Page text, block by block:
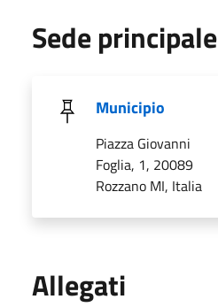
Sede principale
Municipio
Piazza Giovanni
Foglia, 1, 20089
Rozzano MI, Italia
Allegati